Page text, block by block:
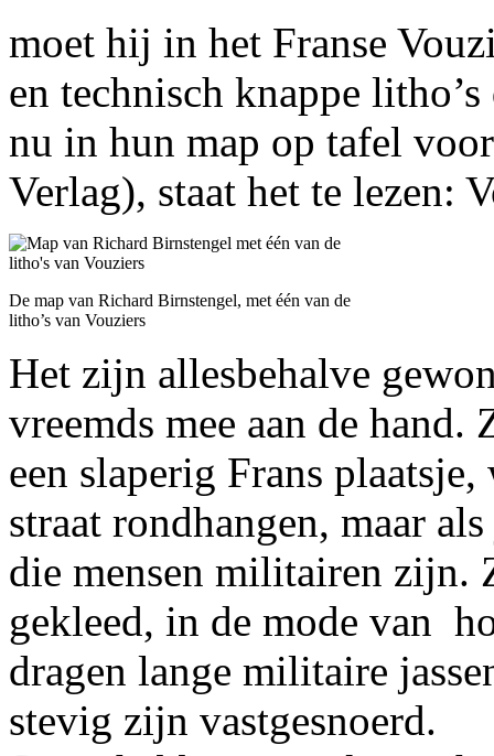
moet hij in het Franse
en technisch knappe
nu in hun map op tafel
Verlag), staat het te lezen:
De map van Richard Birnstengel, met één van de
litho’s van Vouziers
Het zijn allesbehalve
vreemds mee aan de
een slaperig Frans
straat rondhangen, maar
die mensen militairen
gekleed, in de mode van
dragen lange militaire
stevig zijn vastgesnoerd.